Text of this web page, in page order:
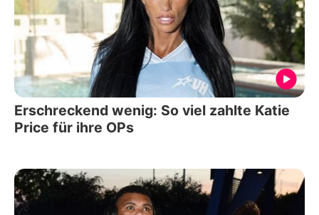
Erschreckend wenig: So viel zahlte Katie
Price für ihre OPs